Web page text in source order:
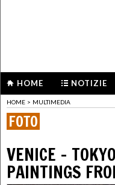
HOME NOTIZIE
HOME > MULTIMEDIA
FOTO
VENICE -
PAINTINGS